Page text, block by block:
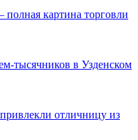
картина торговли
тысячников в Узденском
отличницу из